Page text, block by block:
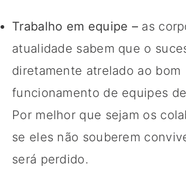
Trabalho em equipe – as
atualidade sabem que o
diretamente atrelado ao bom
funcionamento de equipes
Por melhor que sejam os
se eles não souberem
será perdido.